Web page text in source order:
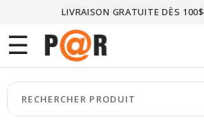
LIVRAISON GRATUITE DÈS
☰
Menu
CATÉGORIES
keyboard_arrow_right